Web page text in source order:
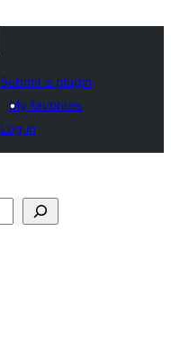
Submit a plugin
My favorites
Log in